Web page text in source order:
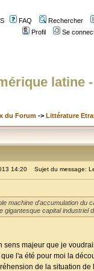
FAQ
Rechercher
Profil
Se
latine
du Forum -> Littérature
14:20 Sujet du message:
machine d'accumulation du
gigantesque capital industriel
sens majeur que je
l'a été pour moi la
de la situation